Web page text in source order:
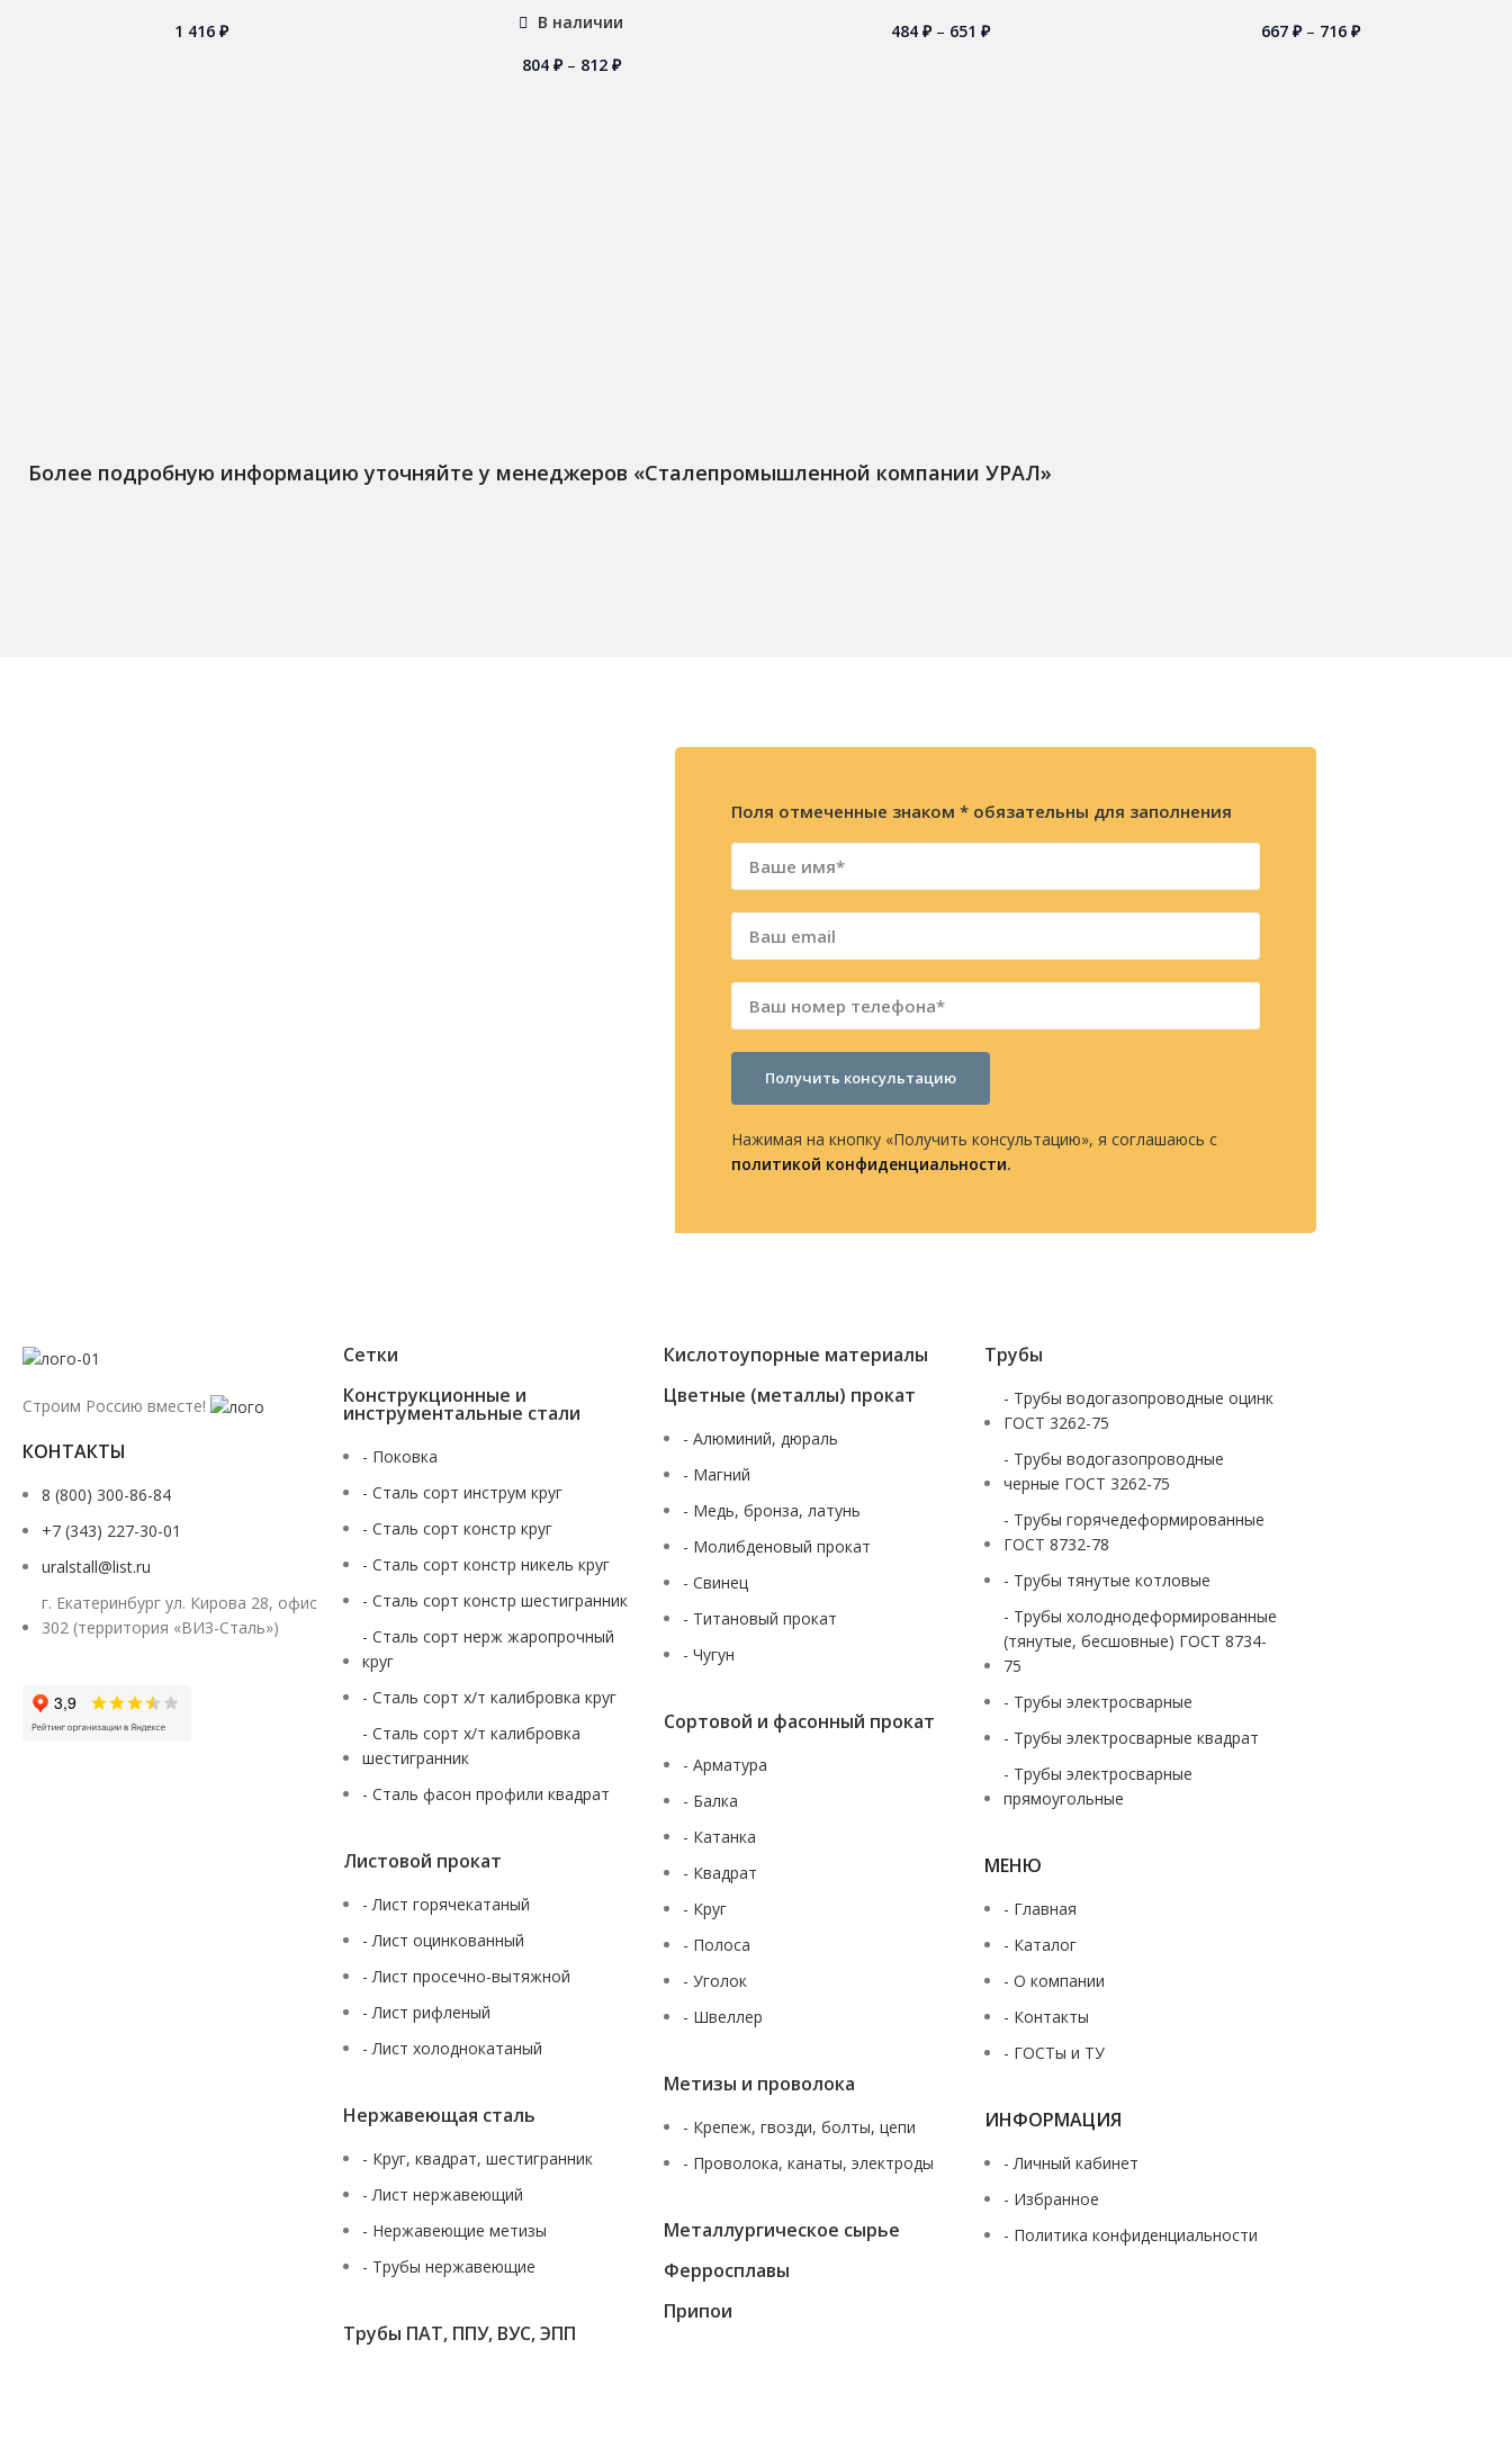
1 416₽
В наличии
804 ₽ – 812 ₽
484₽ – 651₽
667 ₽ – 716 ₽
Более подробную информацию уточняйте у менеджеров «Сталепромышленной компании УРАЛ»
Поля отмеченные знаком * обязательны для заполнения
Получить консультацию
Нажимая на кнопку «Получить консультацию», я соглашаюсь с
политикой конфиденциальности.
Строим Россию вместе!
КОНТАКТЫ
8 (800) 300-86-84
+7 (343) 227-30-01
uralstall@list.ru
г. Екатеринбург ул. Кирова 28, офис
302 (территория «ВИЗ-Сталь»)
Сетки
Конструкционные и
инструментальные стали
- Поковка
- Сталь сорт инструм круг
- Сталь сорт констр круг
- Сталь сорт констр никель круг
- Сталь сорт констр шестигранник
- Сталь сорт нерж жаропрочный
круг
- Сталь сорт х/т калибровка круг
- Сталь сорт х/т калибровка
шестигранник
- Сталь фасон профили квадрат
Листовой прокат
- Лист горячекатаный
- Лист оцинкованный
- Лист просечно-вытяжной
- Лист рифленый
- Лист холоднокатаный
Нержавеющая сталь
- Круг, квадрат, шестигранник
- Лист нержавеющий
- Нержавеющие метизы
- Трубы нержавеющие
Трубы ПАТ, ППУ, ВУС, ЭПП
Кислотоупорные материалы
Цветные (металлы) прокат
- Алюминий, дюраль
- Магний
- Медь, бронза, латунь
- Молибденовый прокат
- Свинец
- Титановый прокат
- Чугун
Сортовой и фасонный прокат
- Арматура
- Балка
- Катанка
- Квадрат
- Круг
- Полоса
- Уголок
- Швеллер
Метизы и проволока
- Крепеж, гвозди, болты, цепи
- Проволока, канаты, электроды
Металлургическое сырье
Ферросплавы
Припои
Трубы
- Трубы водогазопроводные оцинк
ГОСТ 3262-75
- Трубы водогазопроводные
черные ГОСТ 3262-75
- Трубы горячедеформированные
ГОСТ 8732-78
- Трубы тянутые котловые
- Трубы холоднодеформированные
(тянутые, бесшовные) ГОСТ 8734-
75
- Трубы электросварные
- Трубы электросварные квадрат
- Трубы электросварные
прямоугольные
МЕНЮ
- Главная
- Каталог
- О компании
- Контакты
- ГОСТы и ТУ
ИНФОРМАЦИЯ
- Личный кабинет
- Избранное
- Политика конфиденциальности